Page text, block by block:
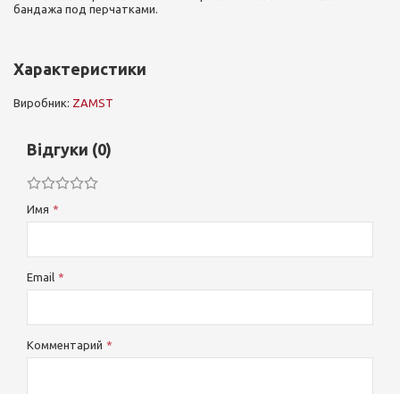
бандажа под перчатками.
Характеристики
Виробник: ZAMST
Відгуки (0)
Имя
Email
Комментарий